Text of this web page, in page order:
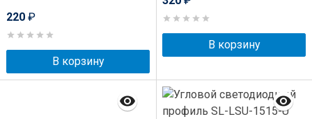
220 ₽
В корзину
В корзину